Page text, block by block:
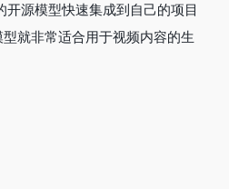
源模型快速集成到自己的项目
就非常适合用于视频内容的生